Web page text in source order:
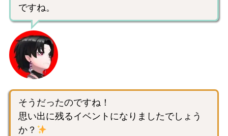
ですね。
そうだったのですね！
思い出に残るイベントになりましたでしょう
か？